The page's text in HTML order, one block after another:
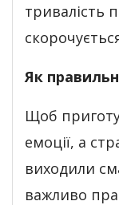
тривалість
Як
Щоб
емоції, а
виходили
важливо